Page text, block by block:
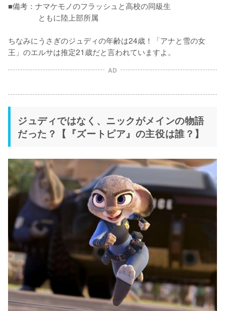
■備考：ナマケモノのフラッシュと高校の同級生
ともに陸上部所属
ちなみにうさぎのジュディの年齢は24歳！「アナと雪の女
王」のエルサは推定21歳だと言われていますよ。
AD
ジュディではなく、ニックがメインの物語
だった？【『ズートピア』の主役は誰？】